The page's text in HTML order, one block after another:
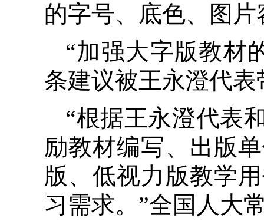
的字号、底色、图
“加强大字版教材
条建议被王永澄代
“根据王永澄代表
励教材编写、出版
版、低视力版教学
习需求。”全国人大